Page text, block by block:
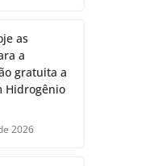
as
a
gratuita a
Hidrogênio
2026